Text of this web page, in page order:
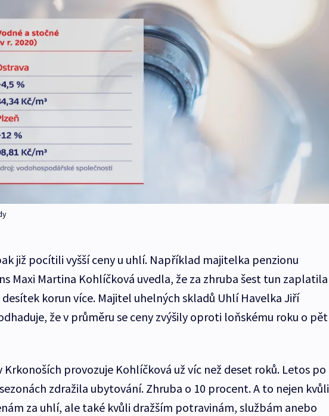
již pocítili vyšší ceny u uhlí. Například majitelka penzionu
Maxi Martina Kohlíčková uvedla, že za zhruba šest tun zaplatila
korun více. Majitel uhelných skladů Uhlí Havelka Jiří
že v průměru se ceny zvýšily oproti loňskému roku o pět
Krkonoších provozuje Kohlíčková už víc než deset roků. Letos po
zdražila ubytování. Zhruba o 10 procent. A to nejen kvůli
za uhlí, ale také kvůli dražším potravinám, službám anebo